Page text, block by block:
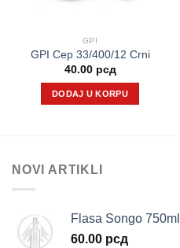
GPI
GPI Cep 33/400/12 Crni
40.00 рсд
DODAJ U KORPU
NOVI ARTIKLI
Flasa Songo 750ml
60.00 рсд